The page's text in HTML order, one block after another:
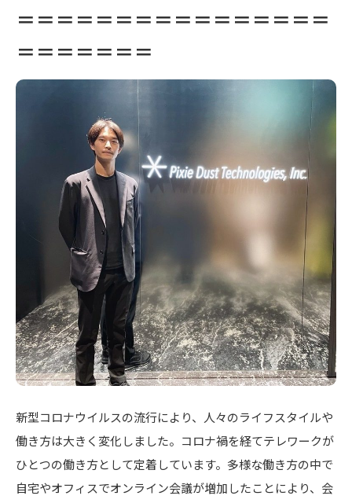
＝＝＝＝＝＝＝＝＝＝＝＝＝＝＝＝
＝＝＝＝＝＝＝
新型コロナウイルスの流行により、人々のライフスタイルや
働き方は大きく変化しました。コロナ禍を経てテレワークが
ひとつの働き方として定着しています。多様な働き方の中で
自宅やオフィスでオンライン会議が増加したことにより、会